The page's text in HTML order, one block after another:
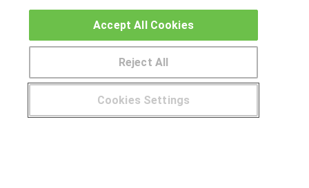
CENTROS DE FORMACIÓN
USUARIOS
Aviso legal
Cookies Settings
Reject All
Accept All Cookies